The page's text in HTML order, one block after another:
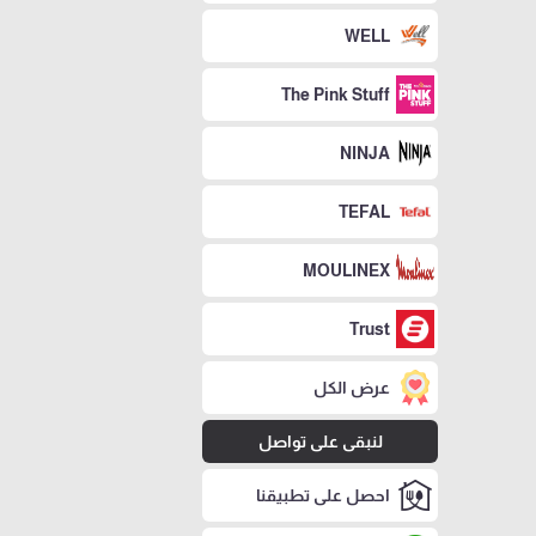
WELL
The Pink Stuff
NINJA
TEFAL
MOULINEX
Trust
عرض الكل
لنبقى على تواصل
احصل على تطبيقنا